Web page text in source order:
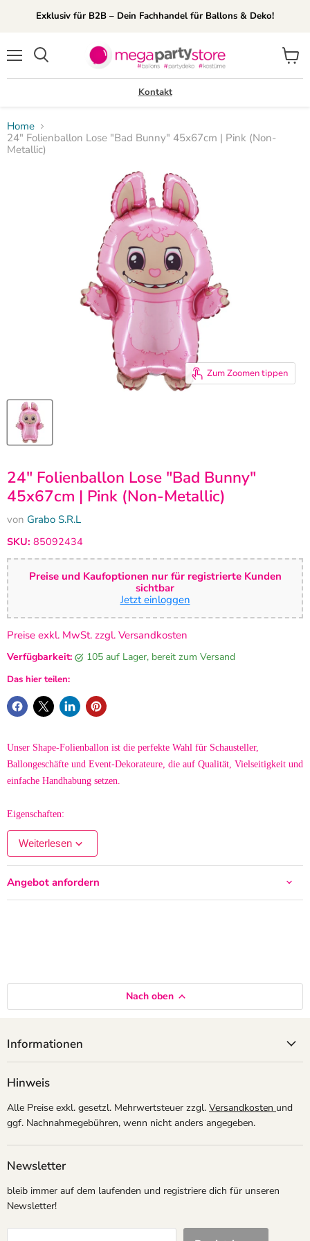
Exklusiv für B2B – Dein Fachhandel für Ballons & Deko!
Kontakt
Home
24" Folienballon Lose "Bad Bunny" 45x67cm | Pink (Non-
Metallic)
Zum Zoomen tippen
24" Folienballon Lose "Bad Bunny"
45x67cm | Pink (Non-Metallic)
von Grabo S.R.L
SKU: 85092434
Preise und Kaufoptionen nur für registrierte Kunden
sichtbar
Jetzt einloggen
Preise exkl. MwSt. zzgl. Versandkosten
Verfügbarkeit: 105 auf Lager, bereit zum Versand
Das hier teilen:
Unser Shape-Folienballon ist die perfekte Wahl für Schausteller,
Ballongeschäfte und Event-Dekorateure, die auf Qualität, Vielseitigkeit und
einfache Handhabung setzen.
Eigenschaften:
Hergestellt aus robustem, langlebigem Folienmaterial – für langanhaltende
Form und brillante Farben.
Unverpackt geliefert: Ideal für professionelle Anwender, die Ballons
individuell zusammenstellen oder im Großhandel weiterverkaufen.
Vielseitig einsetzbar: Perfekt für Geburtstage, Events, Messen, Promotions
Lieferung sparen Sie Materialkosten und können die Ballons flexibel für
Ihre Kunden und Dekorationen einsetzen.
Weiterlesen
Angebot anfordern
Nach oben
Informationen
Hinweis
Alle Preise exkl. gesetzl. Mehrwertsteuer zzgl. Versandkosten und
ggf. Nachnahmegebühren, wenn nicht anders angegeben.
Newsletter
bleib immer auf dem laufenden und registriere dich für unseren
Newsletter!